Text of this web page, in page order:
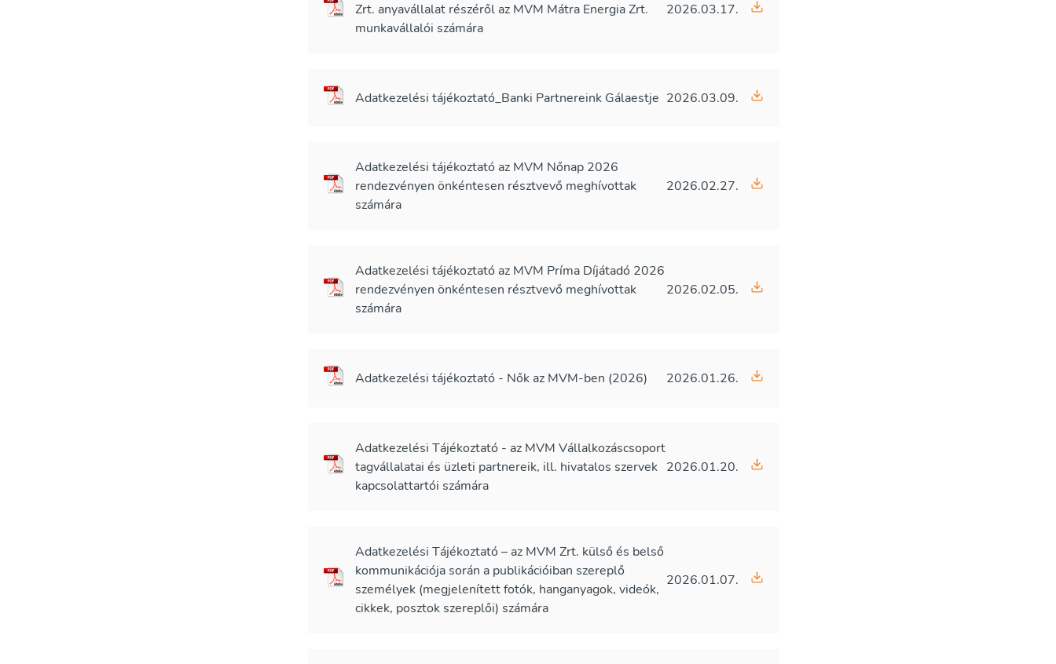
Zrt. anyavállalat részéről az MVM Mátra Energia Zrt.
munkavállalói számára
2026.03.17.
Adatkezelési tájékoztató_Banki Partnereink Gálaestje 2026.03.09.
Adatkezelési tájékoztató az MVM Nőnap 2026
rendezvényen önkéntesen résztvevő meghívottak
számára
2026.02.27.
Adatkezelési tájékoztató az MVM Príma Díjátadó 2026
rendezvényen önkéntesen résztvevő meghívottak
számára
2026.02.05.
Adatkezelési tájékoztató - Nők az MVM-ben (2026) 2026.01.26.
Adatkezelési Tájékoztató - az MVM Vállalkozáscsoport
tagvállalatai és üzleti partnereik, ill. hivatalos szervek
kapcsolattartói számára
2026.01.20.
Adatkezelési Tájékoztató – az MVM Zrt. külső és belső
kommunikációja során a publikációiban szereplő
személyek (megjelenített fotók, hanganyagok, videók,
cikkek, posztok szereplői) számára
2026.01.07.